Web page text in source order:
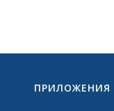
ПРИЛОЖЕНИЯ